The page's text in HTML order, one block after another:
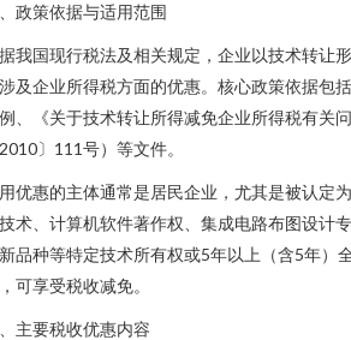
政策依据与适用范围
我国现行税法及相关规定，企业以技术转让
及企业所得税方面的优惠。核心政策依据包
、《关于技术转让所得减免企业所得税有关
〕111号）等文件。
优惠的主体通常是居民企业，尤其是被认定
术、计算机软件著作权、集成电路布图设计
品种等特定技术所有权或5年以上（含5年）
可享受税收减免。
主要税收优惠内容